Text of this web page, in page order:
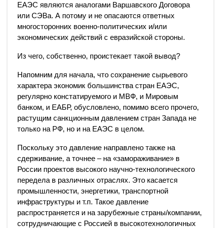
ЕАЭС являются аналогами Варшавского Договора
или СЭВа. А потому и не опасаются ответных
многосторонних военно-политических и/или
экономических действий с евразийской стороны.
Из чего, собственно, проистекает такой вывод?
Напомним для начала, что сохранение сырьевого
характера экономик большинства стран ЕАЭС,
регулярно констатируемого и МВФ, и Мировым
банком, и ЕАБР, обусловлено, помимо всего прочего,
растущим санкционным давлением стран Запада не
только на РФ, но и на ЕАЭС в целом.
Поскольку это давление направлено также на
сдерживание, а точнее – на «замораживание» в
России проектов высокого научно-технологического
передела в различных отраслях. Это касается
промышленности, энергетики, транспортной
инфраструктуры и т.п. Такое давление
распространяется и на зарубежные страны/компании,
сотрудничающие с Россией в высокотехнологичных